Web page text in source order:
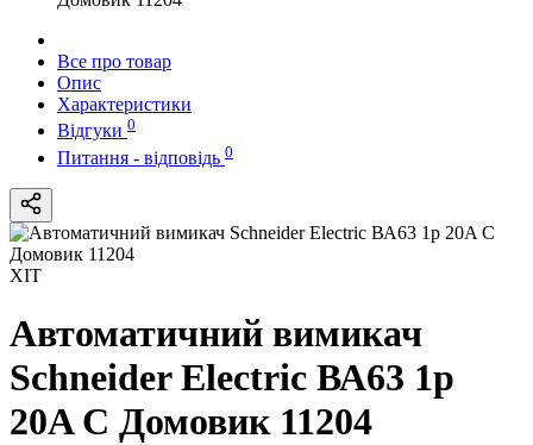
Все про товар
Опис
Характеристики
Відгуки 0
Питання - відповідь 0
ХІТ
Автоматичний вимикач
Schneider Electric ВА63 1р
20A C Домовик 11204